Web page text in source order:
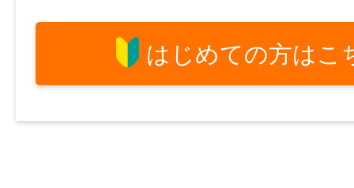
はじめての方はこ